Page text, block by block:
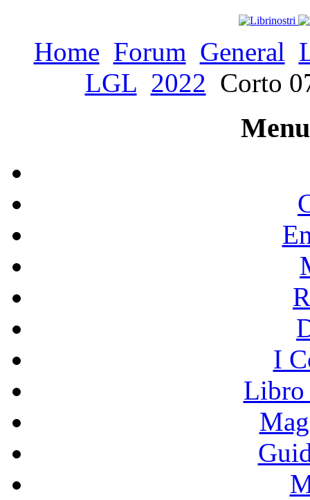
Home Forum General
LGL 2022 Corto
I
Libro